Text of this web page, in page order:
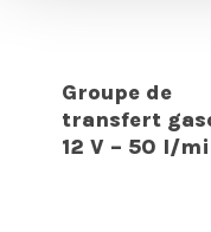
Groupe de
transfert
12 V – 50 l/